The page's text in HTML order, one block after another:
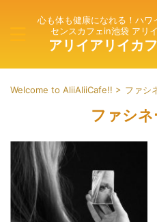
心も体も健康になれる！ハワ
センスカフェin池袋 アリ
アリイアリイカ
Welcome to AliiAliiCafe!! > ファシ
ファシ